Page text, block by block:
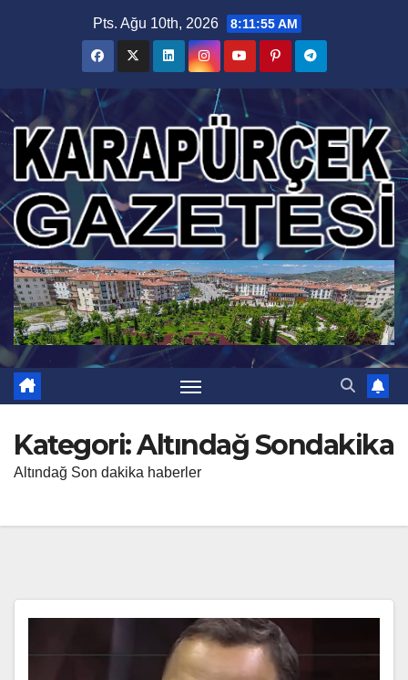
Pts. Ağu 10th, 2026 8:11:56 AM
Kategori:Altındağ Sondakika
Altındağ Son dakika haberler